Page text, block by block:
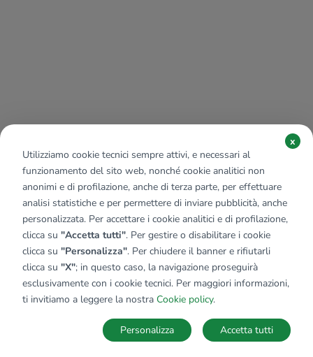
SALVA RICERCA
Utilizziamo cookie tecnici sempre attivi, e necessari al
funzionamento del sito web, nonché cookie analitici non
anonimi e di profilazione, anche di terza parte, per effettuare
analisi statistiche e per permettere di inviare pubblicità, anche
personalizzata. Per accettare i cookie analitici e di profilazione,
clicca su "Accetta tutti". Per gestire o disabilitare i cookie
clicca su "Personalizza". Per chiudere il banner e rifiutarli
clicca su "X"; in questo caso, la navigazione proseguirà
esclusivamente con i cookie tecnici. Per maggiori informazioni,
ti invitiamo a leggere la nostra Cookie policy.
x
Accetta tutti
Personalizza